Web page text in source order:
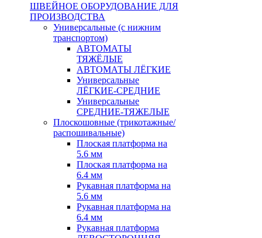
ШВЕЙНОЕ ОБОРУДОВАНИЕ ДЛЯ
ПРОИЗВОДСТВА
Универсальные (с нижним
транспортом)
АВТОМАТЫ
ТЯЖЁЛЫЕ
АВТОМАТЫ ЛЁГКИЕ
Универсальные
ЛЁГКИЕ-СРЕДНИЕ
Универсальные
СРЕДНИЕ-ТЯЖЕЛЫЕ
Плоскошовные (трикотажные/
распошивальные)
Плоская платформа на
5.6 мм
Плоская платформа на
6.4 мм
Рукавная платформа на
5.6 мм
Рукавная платформа на
6.4 мм
Рукавная платформа